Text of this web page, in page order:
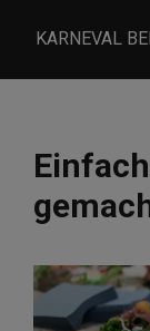
KARNEVAL